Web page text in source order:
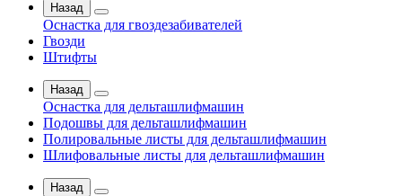
Назад
Оснастка для гвоздезабивателей
Гвозди
Штифты
Назад
Оснастка для дельташлифмашин
Подошвы для дельташлифмашин
Полировальные листы для дельташлифмашин
Шлифовальные листы для дельташлифмашин
Назад